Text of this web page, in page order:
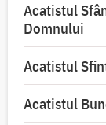
Acatistul
Domnului
Acatistul
Acatistul